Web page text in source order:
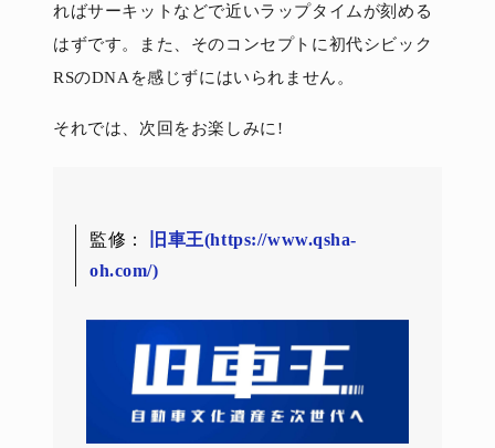
ればサーキットなどで近いラップタイムが刻める
はずです。また、そのコンセプトに初代シビック
RSのDNAを感じずにはいられません。
それでは、次回をお楽しみに!
監修：
旧車王(https://www.qsha-
oh.com/)